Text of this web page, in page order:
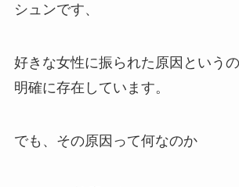
シュンです、
好きな女性に振られた原因という
明確に存在しています。
でも、その原因って何なのか